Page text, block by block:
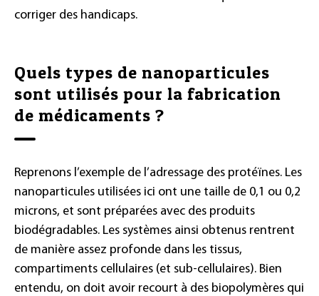
corriger des handicaps.
Quels types de nanoparticules
sont utilisés pour la fabrication
de médicaments ?
Reprenons l’exemple de l’adressage des protéïnes. Les
nanoparticules utilisées ici ont une taille de 0,1 ou 0,2
microns, et sont préparées avec des produits
biodégradables. Les systèmes ainsi obtenus rentrent
de manière assez profonde dans les tissus,
compartiments cellulaires (et sub-cellulaires). Bien
entendu, on doit avoir recourt à des biopolymères qui